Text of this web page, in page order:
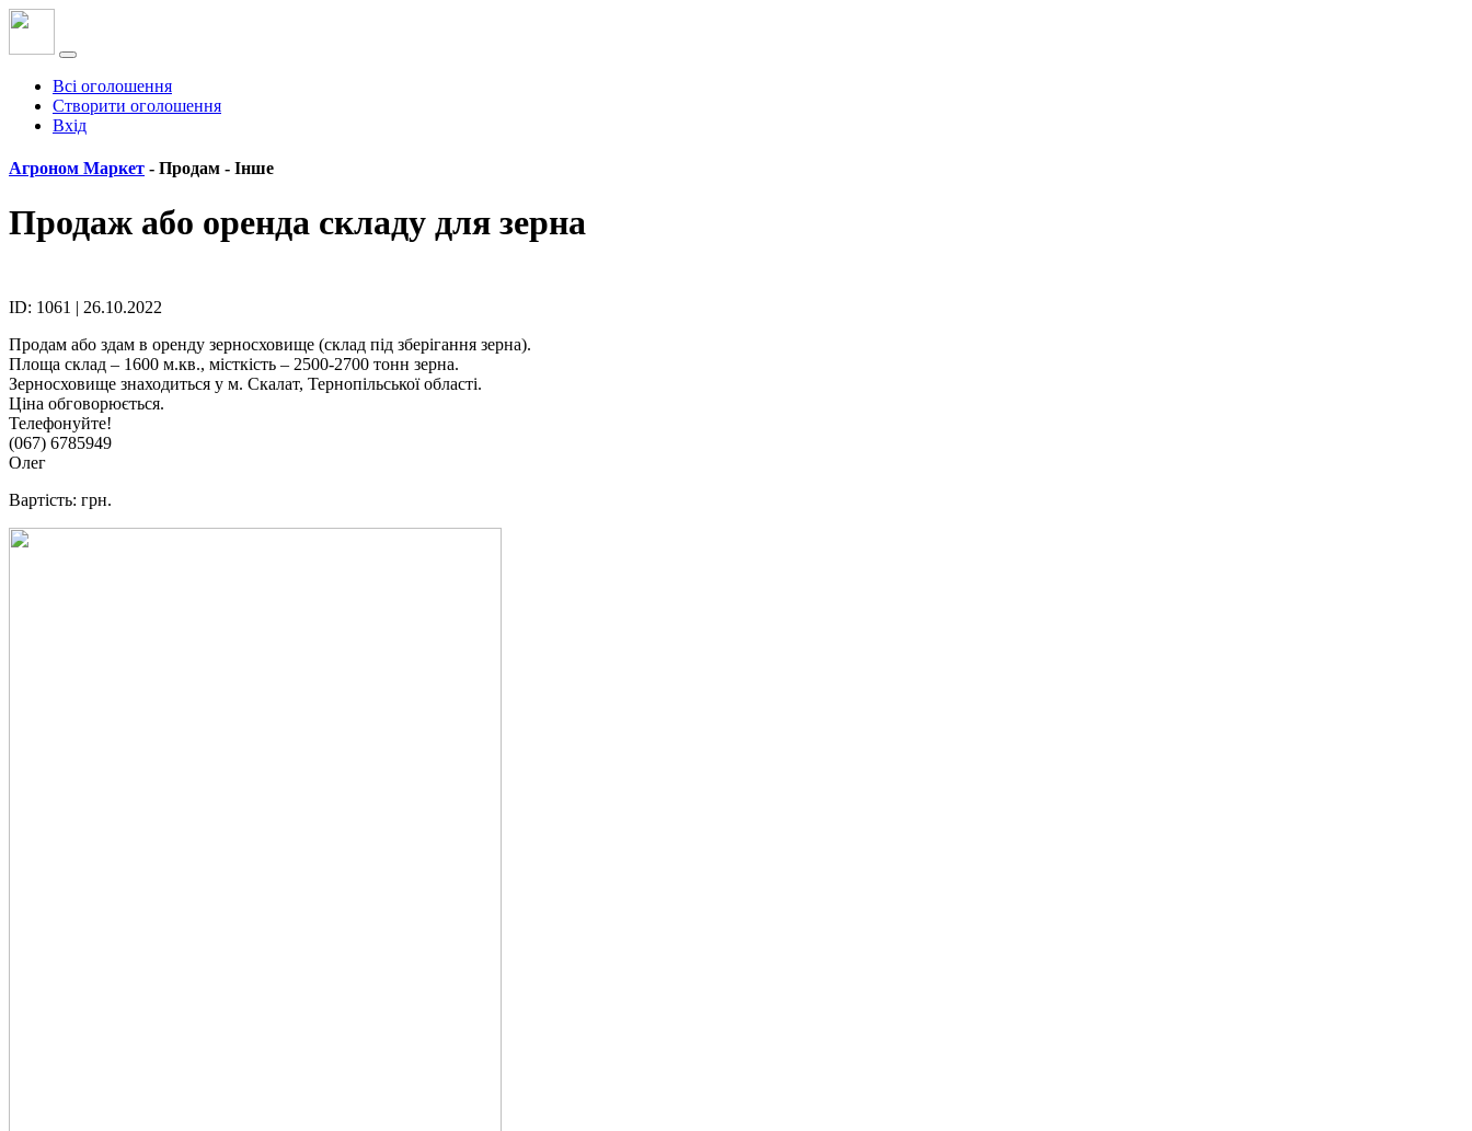
Всі оголошення
Створити оголошення
Вхід
Агроном Маркет - Продам - Інше
Продаж або оренда складу для зерна
ID: 1061 | 26.10.2022
Продам або здам в оренду зерносховище (склад під зберігання зерна).
Площа склад – 1600 м.кв., місткість – 2500-2700 тонн зерна.
Зерносховище знаходиться у м. Скалат, Тернопільської області.
Ціна обговорюється.
Телефонуйте!
(067) 6785949
Олег
Вартість: грн.